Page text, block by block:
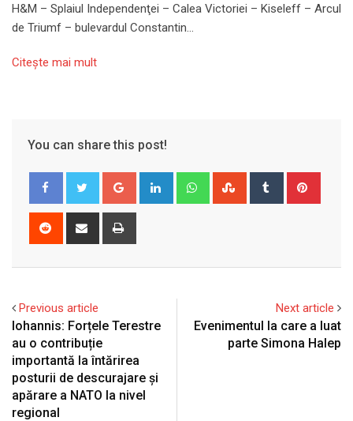
H&M – Splaiul Independenţei – Calea Victoriei – Kiseleff – Arcul
de Triumf – bulevardul Constantin…
Citeşte mai mult
You can share this post!
Google+ LinkedIn WhatsappStumbleUpon
Tumblr
Reddit
Share
Previous article
Iohannis: Forțele Terestre
au o contribuție
importantă la întărirea
posturii de descurajare și
apărare a NATO la nivel
regional
Next article
Evenimentul la care a luat
parte Simona Halep